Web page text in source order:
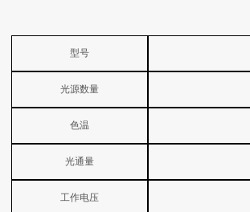
型号
光源数量
色温
光通量
工作电压